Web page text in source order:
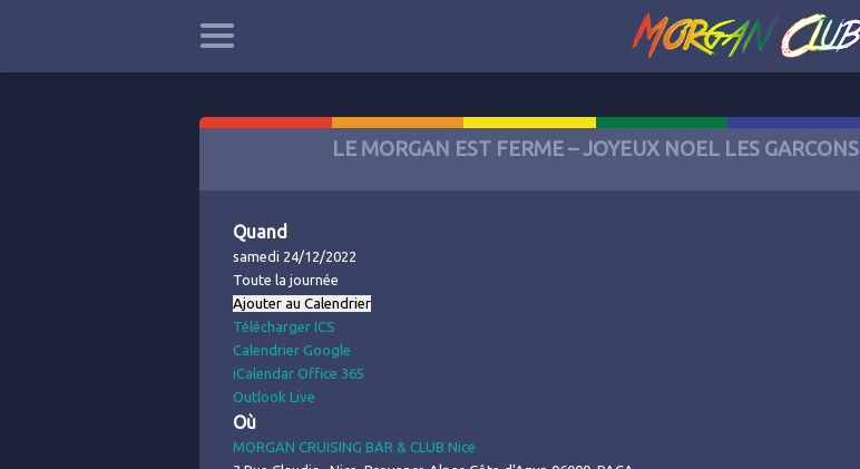
LE MORGAN EST FERME – JOYEUX NOEL LES GARCONS
Quand
samedi 24/12/2022
Toute la journée
Ajouter au Calendrier
Télécharger ICS
Calendrier Google
iCalendar Office 365
Outlook Live
Où
MORGAN CRUISING BAR & CLUB Nice